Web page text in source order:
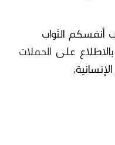
الثواب
بالاطلاع على الحملات